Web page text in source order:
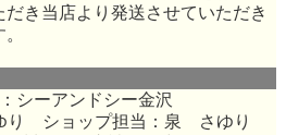
だき当店より発送させていただき
シーアンドシー金沢
り ショップ担当：泉 さゆり